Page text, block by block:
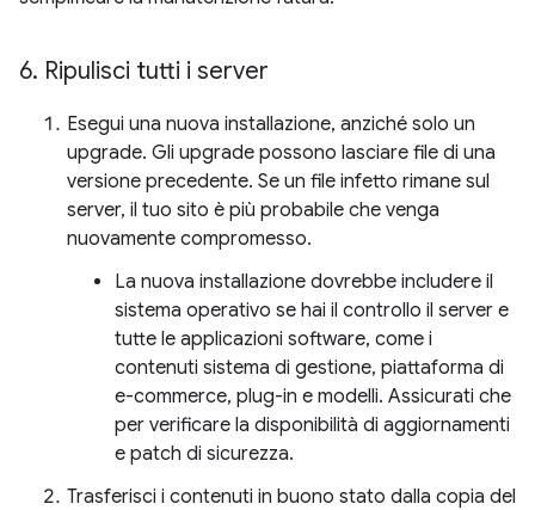
6. Ripulisci tutti i server
Esegui una nuova installazione, anziché solo un
upgrade. Gli upgrade possono lasciare file di una
versione precedente. Se un file infetto rimane sul
server, il tuo sito è più probabile che venga
nuovamente compromesso.
La nuova installazione dovrebbe includere il
sistema operativo se hai il controllo il server e
tutte le applicazioni software, come i
contenuti sistema di gestione, piattaforma di
e-commerce, plug-in e modelli. Assicurati che
per verificare la disponibilità di aggiornamenti
e patch di sicurezza.
Trasferisci i contenuti in buono stato dalla copia del